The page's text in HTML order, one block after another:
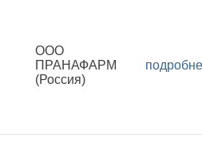
ООО
ПРАНАФАРМ
(Россия)